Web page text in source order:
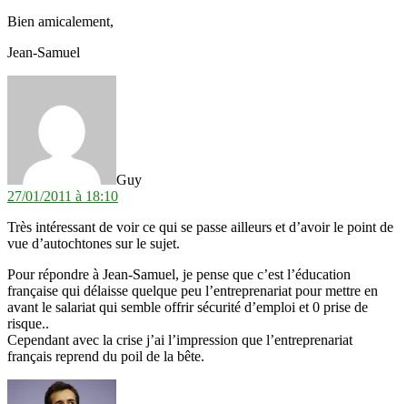
Bien amicalement,
Jean-Samuel
Guy
27/01/2011 à 18:10
Très intéressant de voir ce qui se passe ailleurs et d’avoir le point de
vue d’autochtones sur le sujet.
Pour répondre à Jean-Samuel, je pense que c’est l’éducation
française qui délaisse quelque peu l’entreprenariat pour mettre en
avant le salariat qui semble offrir sécurité d’emploi et 0 prise de
risque..
Cependant avec la crise j’ai l’impression que l’entreprenariat
français reprend du poil de la bête.